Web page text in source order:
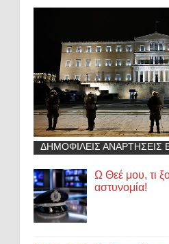
ΔΗΜΟΦΙΛΕΙΣ ΑΝΑΡΤΗΣΕΙΣ
Ω Θεέ μου, τι
αστυνομία!